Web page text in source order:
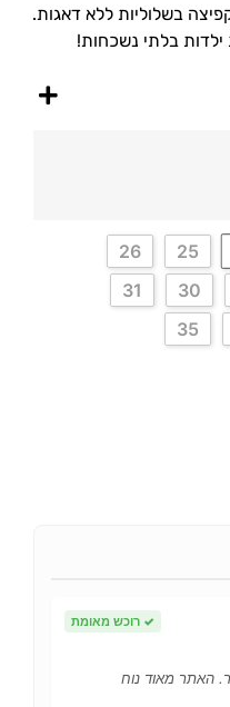
בשלוליות ללא דאגות.
ילדות בלתי נשכחות!
25
26
30
31
35
✓ רוכש מאומת
האתר מאוד נוח